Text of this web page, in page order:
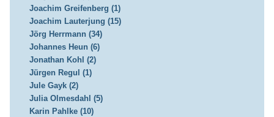
Joachim Greifenberg (1)
Joachim Lauterjung (15)
Jörg Herrmann (34)
Johannes Heun (6)
Jonathan Kohl (2)
Jürgen Regul (1)
Jule Gayk (2)
Julia Olmesdahl (5)
Karin Pahlke (10)